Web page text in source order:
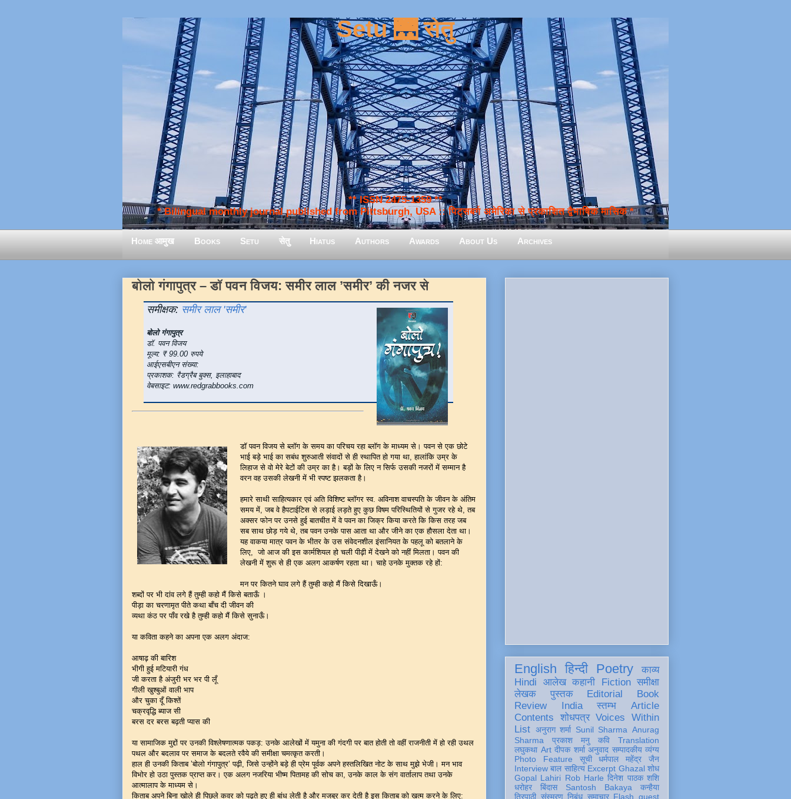
Setu 🌉 सेतु
** ISSN 2475-1359 **
* Bilingual monthly journal published from Pittsburgh, USA :: पिट्सबर्ग अमेरिका से प्रकाशित द्वैभाषिक मासिक *
Home आमुख Books Setu सेतु Hiatus Authors Awards About Us Archives
बोलो गंगापुत्र – डॉ पवन विजय: समीर लाल ’समीर’ की नजर से
समीक्षक: समीर लाल 'समीर'
बोलो गंगापुत्र
डॉ. पवन विजय
मूल्य: ₹ 99.00 रुपये
आईएसबीएन संख्या:
प्रकाशक: रैडग्रैब बुक्स, इलाहाबाद
वेबसाइट: www.redgrabbooks.com
डॉ पवन विजय से ब्लॉग के समय का परिचय रहा ब्लॉग के माध्यम से। पवन से एक छोटे
भाई बड़े भाई का सबंध शुरुआती संवादों से ही स्थापित हो गया था, हालांकि उम्र के
लिहाज से वो मेरे बेटों की उम्र का है। बड़ों के लिए न सिर्फ उसकी नजरों में सम्मान है
वरन वह उसकी लेखनी में भी स्पष्ट झलकता है।
हमारे साथी साहित्यकार एवं अति विशिष्ट ब्लॉगर स्व. अविनाश वाचस्पति के जीवन के अंतिम
समय में, जब वे हैपटाईटिस से लड़ाई लड़ते हुए कुछ विषम परिस्थितियों से गुजर रहे थे, तब
अक्सर फोन पर उनसे हुई बातचीत में वे पवन का जिक्र किया करते कि किस तरह जब
सब साथ छोड़ गये थे, तब पवन उनके पास आता था और जीने का एक हौसला देता था।
यह वाकया मात्र पवन के भीतर के उस संवेदनशील इंसानियत के पहलू को बतलाने के
लिए, जो आज की इस कार्मशियल हो चली पीढ़ी में देखने को नहीं मिलता। पवन की
लेखनी में शुरू से ही एक अलग आकर्षण रहता था। चाहे उनके मुक्तक रहे हों:
मन पर कितने घाव लगे हैं तुम्ही कहो मैं किसे दिखाऊँ।
शब्दों पर भी दांव लगे हैं तुम्ही कहो मैं किसे बताऊँ ।
पीड़ा का चरणामृत पीते कथा बाँच दी जीवन की
व्यथा कंठ पर पाँव रखे है तुम्ही कहो मैं किसे सुनाऊँ।
या कविता कहने का अपना एक अलग अंदाज:
आषाढ़ की बारिश
भीगी हुई मटियारी गंध
जी करता है अंजुरी भर भर पी लूँ
गीली खुश्बुओं वाली भाप
और चुका दूँ किश्तें
चक्रवृद्धि ब्याज सी
बरस दर बरस बढ़ती प्यास की
या सामाजिक मुद्दों पर उनकी विश्लेषणात्मक पकड़: उनके आलेखों में यमुना की गंदगी पर बात होती तो वहीं राजनीती में हो रही उथल
पथल और बदलाव पर समाज के बदलते रवैये की समीक्षा चमत्कृत करती।
हाल ही उनकी किताब ’बोलो गंगापुत्र’ पढ़ी, जिसे उन्होंने बड़े ही प्रेम पूर्वक अपने हस्तलिखित नोट के साथ मुझे भेजी। मन भाव
विभोर हो उठा पुस्तक प्राप्त कर। एक अलग नजरिया भीष्म पितामह की सोच का, उनके काल के संग वार्तालाप तथा उनके
आत्मालाप के माध्यम से।
किताब अपने बिना खोले ही पिछले कवर को पढ़ते हुए ही बांध लेती है और मजबूर कर देती है इस किताब को खत्म करने के लिए:
English हिन्दी Poetry
काव्य
Hindi
आलेख कहानी Fiction समीक्षा
लेखक
पुस्तक Editorial
Book
Review
India स्तम्भ
Article
Contents
शोधपत्र Voices Within
List अनुराग शर्मा Sunil Sharma Anurag
Sharma
प्रकाश मनु कवि
Translation
लघुकथा Art दीपक शर्मा अनुवाद सम्पादकीय व्यंग्य
Photo Feature
सूची
धर्मपाल महेंद्र जैन
Interview बाल साहित्य Excerpt Ghazal शोध
Gopal Lahiri Rob Harle दिनेश पाठक शशि
धरोहर
बिंदास Santosh Bakaya
कन्हैया
त्रिपाठी संस्मरण निबंध समाचार Flash guest